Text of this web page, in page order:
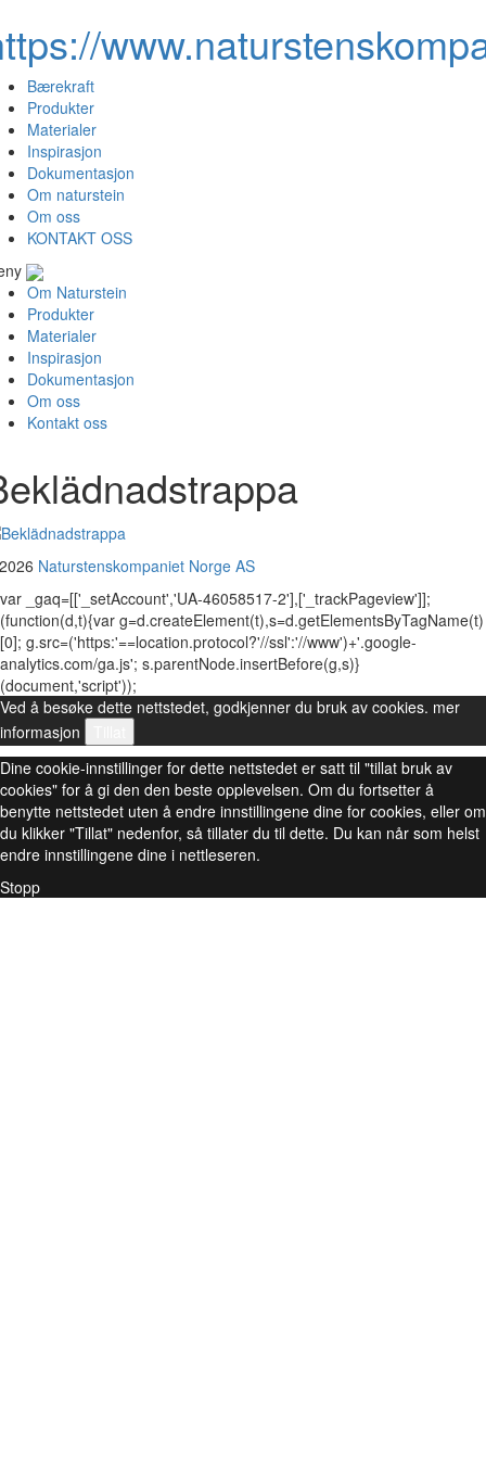
Bærekraft
Produkter
Materialer
Inspirasjon
Dokumentasjon
Om naturstein
Om oss
KONTAKT OSS
Om Naturstein
Produkter
Materialer
Inspirasjon
Dokumentasjon
Om oss
Kontakt oss
Naturstenskompaniet Norge AS
var _gaq=[['_setAccount','UA-46058517-2'],['_trackPageview']];
(function(d,t){var g=d.createElement(t),s=d.getElementsByTagName(t)
[0]; g.src=('https:'==location.protocol?'//ssl':'//www')+'.google-
analytics.com/ga.js'; s.parentNode.insertBefore(g,s)}
(document,'script'));
Ved å besøke dette nettstedet, godkjenner du bruk av cookies. mer
informasjon
Dine cookie-innstillinger for dette nettstedet er satt til "tillat bruk av
cookies" for å gi den den beste opplevelsen. Om du fortsetter å
benytte nettstedet uten å endre innstillingene dine for cookies, eller om
du klikker "Tillat" nedenfor, så tillater du til dette. Du kan når som helst
endre innstillingene dine i nettleseren.
Stopp